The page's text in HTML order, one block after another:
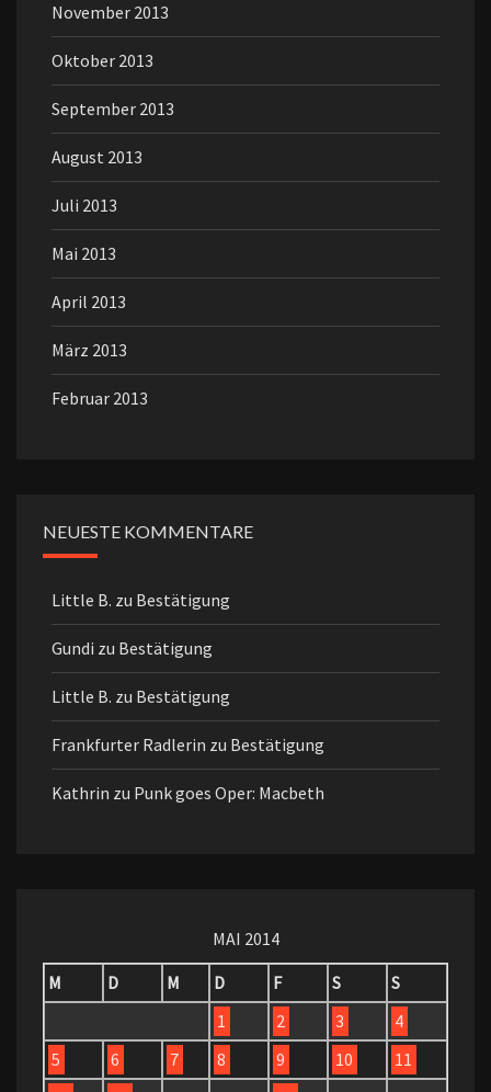
November 2013
Oktober 2013
September 2013
August 2013
Juli 2013
Mai 2013
April 2013
März 2013
Februar 2013
NEUESTE KOMMENTARE
Little B. zu Bestätigung
Gundi zu Bestätigung
Little B. zu Bestätigung
Frankfurter Radlerin zu Bestätigung
Kathrin zu Punk goes Oper: Macbeth
MAI 2014
M
D M D F S
S
1
2 3
4
5
6 7 8 9 10
11